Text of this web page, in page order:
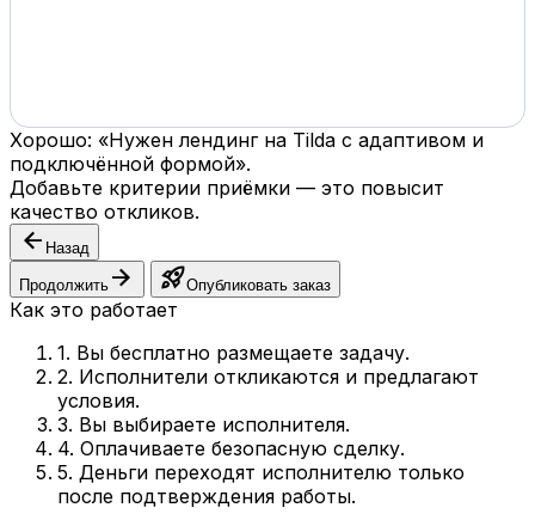
Хорошо: «Нужен лендинг на Tilda с адаптивом и
подключённой формой».
Добавьте критерии приёмки — это повысит
качество откликов.
arrow_back Назад
Продолжить arrow_forward rocket_launchОпубликовать заказ
Как это работает
1. Вы бесплатно размещаете задачу.
2. Исполнители откликаются и предлагают
условия.
3. Вы выбираете исполнителя.
4. Оплачиваете безопасную сделку.
5. Деньги переходят исполнителю только
после подтверждения работы.